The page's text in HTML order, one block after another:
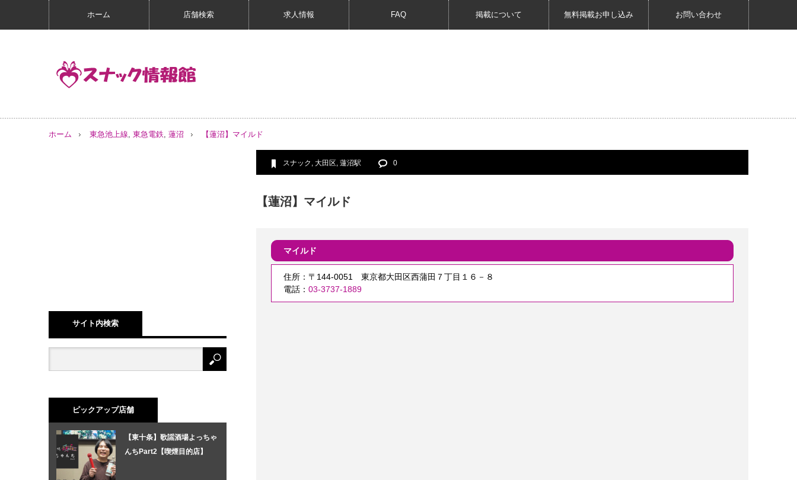
ホーム 店舗検索 求人情報 FAQ 掲載について 無料掲載お申し込み お問い合わせ
ホーム 東急池上線, 東急電鉄, 蓮沼 【蓮沼】マイルド
スナック , 大田区, 蓮沼駅 0
【蓮沼】マイルド
マイルド
住所：〒144-0051 東京都大田区西蒲田７丁目１６－８
電話： 03-3737-1889
サイト内検索
ピックアップ店舗
【東十条】歌謡酒場よっちゃ
んちPart2【喫煙目的店】